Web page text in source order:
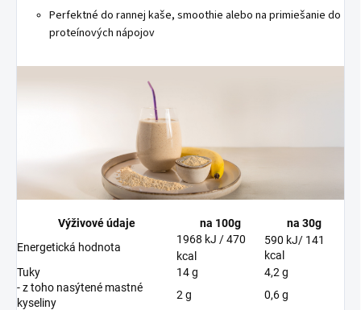
Perfektné do rannej kaše, smoothie alebo na primiešanie do
proteínových nápojov
Výživové údaje na 100g
na 30g
Energetická hodnota
1968 kJ / 470
kcal
590 kJ/ 141
kcal
Tuky
14 g
4,2 g
- z toho nasýtené mastné
kyseliny
2 g
0,6 g